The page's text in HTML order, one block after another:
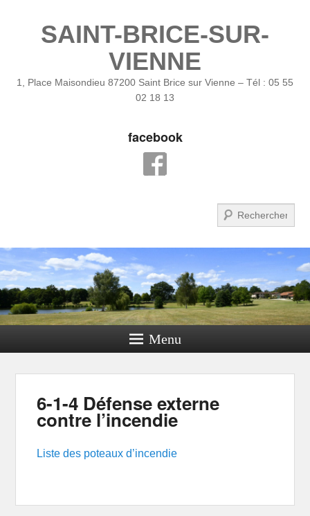
SAINT-BRICE-SUR-
VIENNE
1, Place Maisondieu 87200 Saint Brice sur Vienne – Tél : 05 55
02 18 13
facebook
Menu
6-1-4 Défense externe
contre l’incendie
Liste des poteaux d’incendie